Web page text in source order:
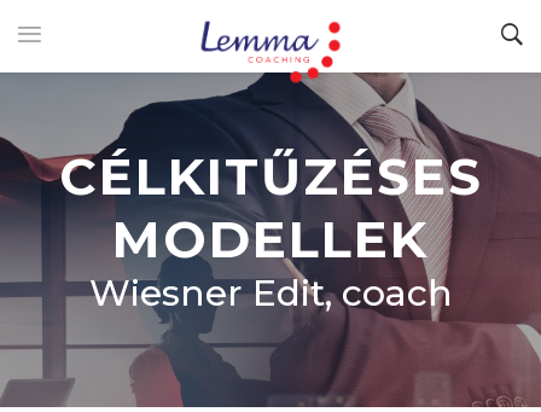
CÉLKITŰZÉSES
MODELLEK
Wiesner Edit, coach